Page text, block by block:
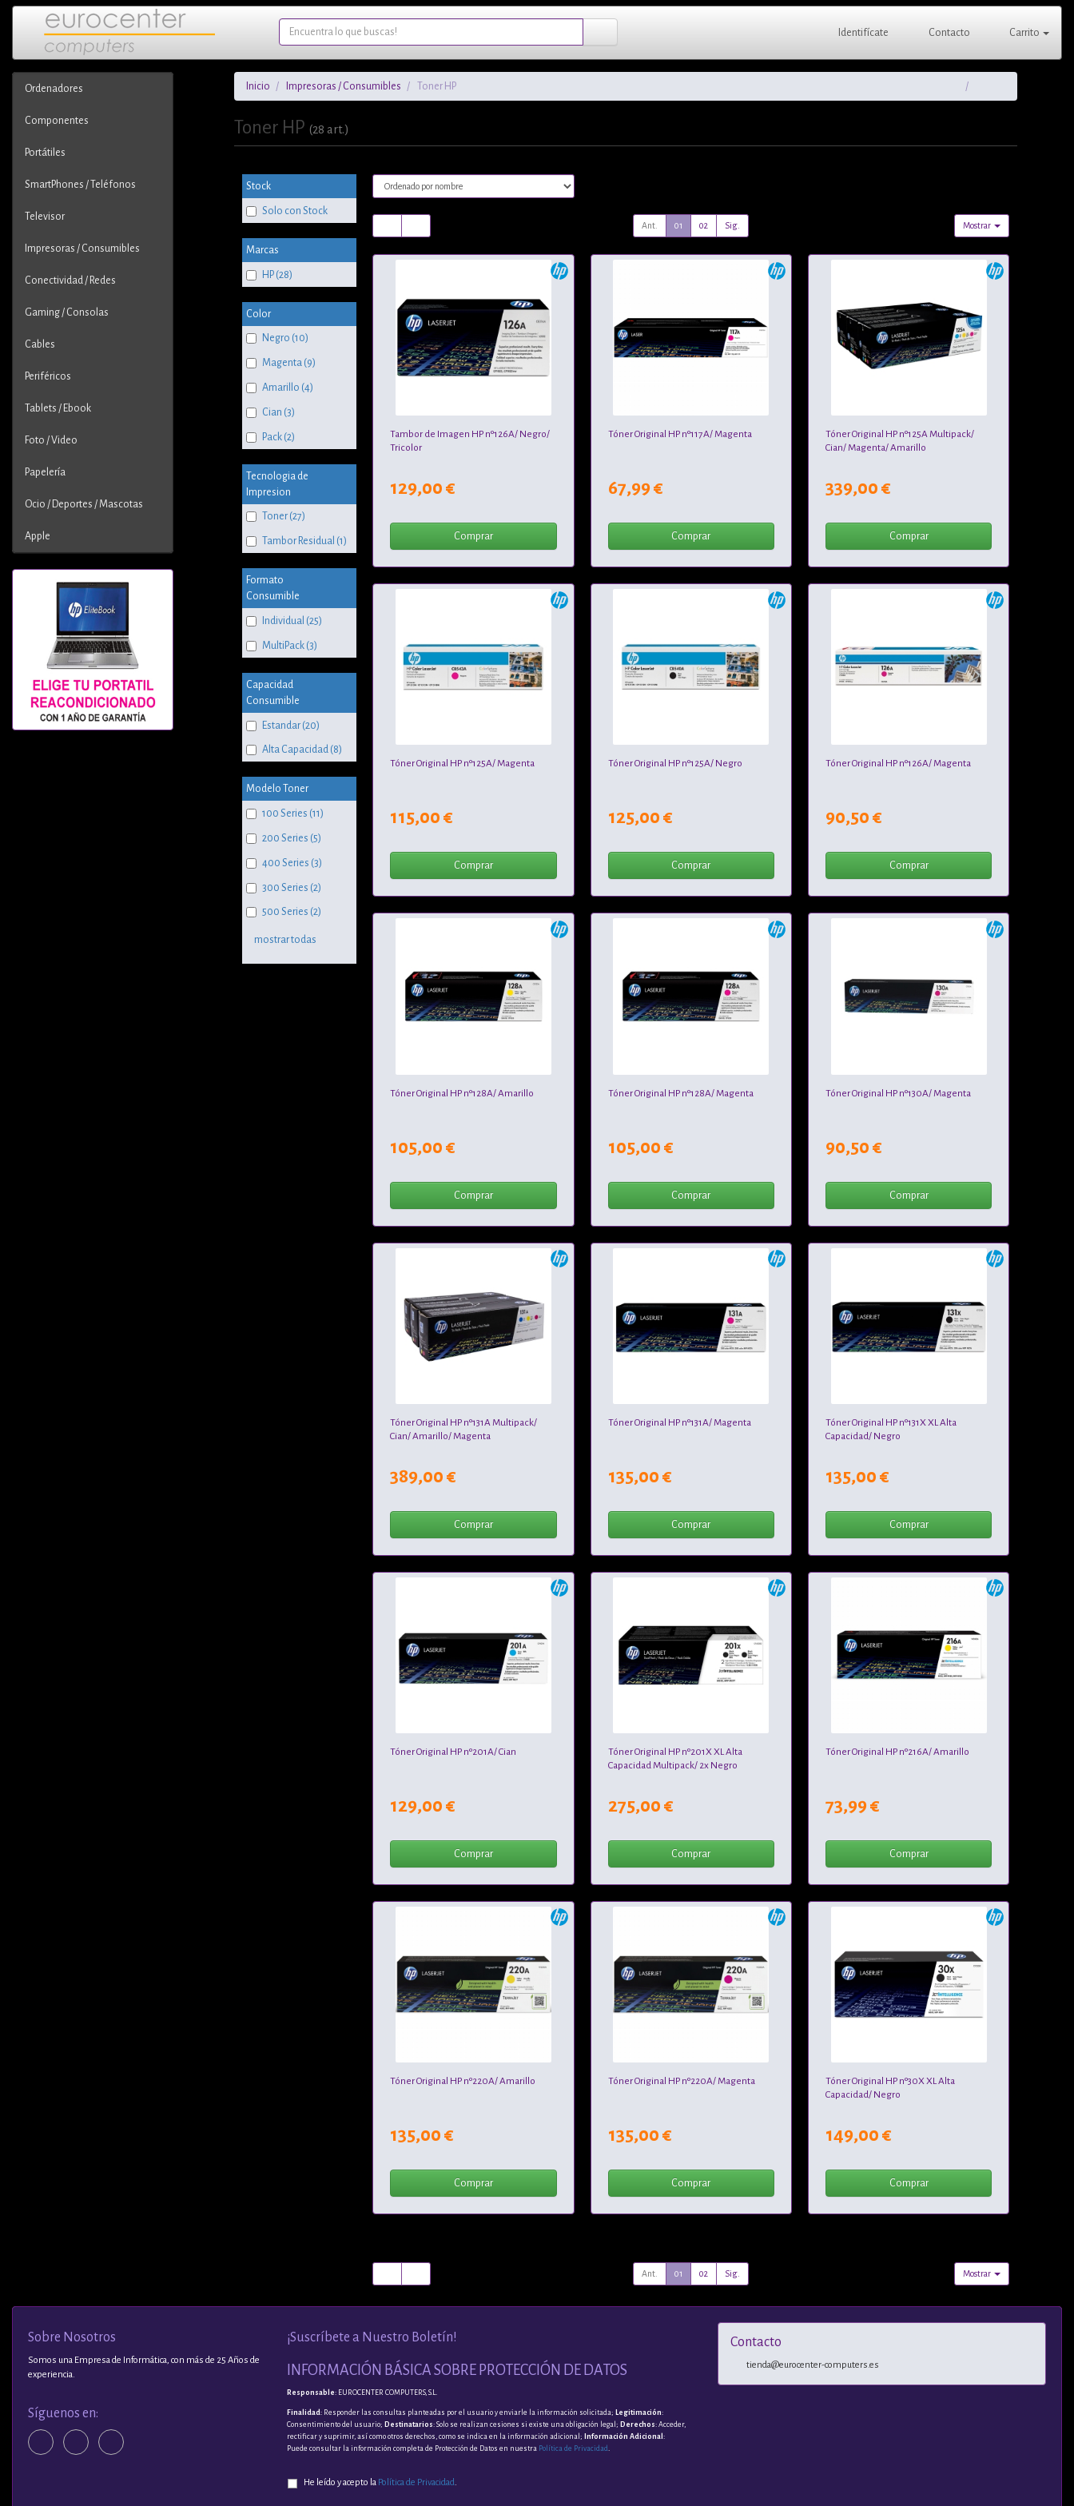
Identifícate Contacto Carrito
Ordenadores
Componentes
Portátiles
SmartPhones / Teléfonos
Televisor
Impresoras / Consumibles
Conectividad / Redes
Gaming / Consolas
Cables
Periféricos
Tablets / Ebook
Foto / Video
Papelería
Ocio / Deportes / Mascotas
Apple
Inicio Impresoras / Consumibles Toner HP
Toner HP (28 art.)
Stock
Solo con Stock
Marcas
HP (28)
Color
Negro (10)
Magenta (9)
Amarillo (4)
Cian (3)
Pack (2)
Tecnologia de
Impresion
Toner (27)
Tambor Residual (1)
Formato
Consumible
Individual (25)
MultiPack (3)
Capacidad
Consumible
Estandar (20)
Alta Capacidad (8)
Modelo Toner
100 Series (11)
200 Series (5)
400 Series (3)
300 Series (2)
500 Series (2)
mostrar todas
Ant. 01 02 Sig. Mostrar
Tambor de Imagen HP nº126A/ Negro/
Tricolor
129,00 €
Comprar
Tóner Original HP nº117A/ Magenta
67,99 €
Comprar
Tóner Original HP nº125A Multipack/
Cian/ Magenta/ Amarillo
339,00 €
Comprar
Tóner Original HP nº125A/ Magenta
115,00 €
Comprar
Tóner Original HP nº125A/ Negro
125,00 €
Comprar
Tóner Original HP nº126A/ Magenta
90,50 €
Comprar
Tóner Original HP nº128A/ Amarillo
105,00 €
Comprar
Tóner Original HP nº128A/ Magenta
105,00 €
Comprar
Tóner Original HP nº130A/ Magenta
90,50 €
Comprar
Tóner Original HP nº131A Multipack/
Cian/ Amarillo/ Magenta
389,00 €
Comprar
Tóner Original HP nº131A/ Magenta
135,00 €
Comprar
Tóner Original HP nº131X XL Alta
Capacidad/ Negro
135,00 €
Comprar
Tóner Original HP nº201A/ Cian
129,00 €
Comprar
Tóner Original HP nº201X XL Alta
Capacidad Multipack/ 2x Negro
275,00 €
Comprar
Tóner Original HP nº216A/ Amarillo
73,99 €
Comprar
Tóner Original HP nº220A/ Amarillo
135,00 €
Comprar
Tóner Original HP nº220A/ Magenta
135,00 €
Comprar
Tóner Original HP nº30X XL Alta
Capacidad/ Negro
149,00 €
Comprar
Ant. 01 02 Sig. Mostrar
Sobre Nosotros
Somos una Empresa de Informática, con más de 25 Años de
experiencia.
Síguenos en:
¡Suscríbete a Nuestro Boletín!
INFORMACIÓN BÁSICA SOBRE PROTECCIÓN DE DATOS
Responsable: EUROCENTER COMPUTERS, S.L.
Finalidad: Responder las consultas planteadas por el usuario y enviarle la información solicitada; Legitimación:
Consentimiento del usuario; Destinatarios: Solo se realizan cesiones si existe una obligación legal; Derechos: Acceder,
rectificar y suprimir, así como otros derechos, como se indica en la información adicional; Información Adicional :
Puede consultar la información completa de Protección de Datos en nuestra Política de Privacidad.
He leído y acepto la Política de Privacidad.
Contacto
tienda@eurocenter-computers.es